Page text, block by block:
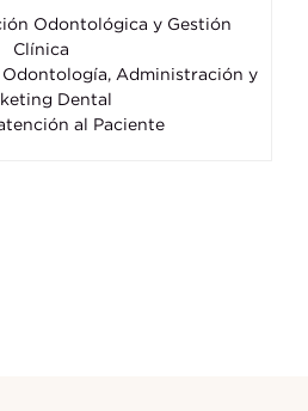
Odontológica y Gestión
Clínica
Odontología, Administración y
Dental
al Paciente